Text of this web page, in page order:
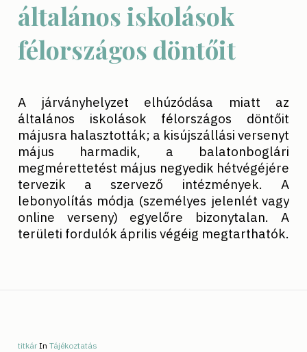
általános iskolások
félországos döntőit
A járványhelyzet elhúzódása miatt az
általános iskolások félországos döntőit
májusra halasztották; a kisújszállási versenyt
május harmadik, a balatonboglári
megmérettetést május negyedik hétvégéjére
tervezik a szervező intézmények. A
lebonyolítás módja (személyes jelenlét vagy
online verseny) egyelőre bizonytalan. A
területi fordulók április végéig megtarthatók.
titkár In Tájékoztatás